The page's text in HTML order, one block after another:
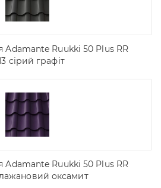
Ruukki 50 Plus RR
сірий графіт
Ruukki 50 Plus RR
оксамит